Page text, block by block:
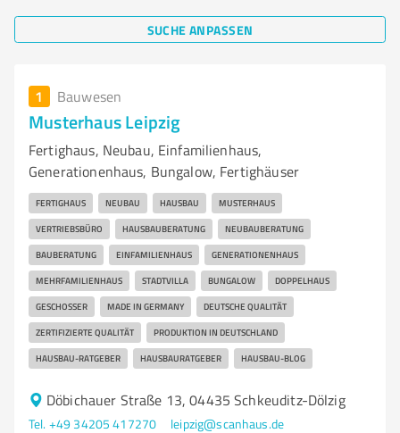
SUCHE ANPASSEN
1 Bauwesen
Musterhaus Leipzig
Fertighaus, Neubau, Einfamilienhaus,
Generationenhaus, Bungalow, Fertighäuser
FERTIGHAUS NEUBAU HAUSBAU MUSTERHAUS
VERTRIEBSBÜRO HAUSBAUBERATUNG NEUBAUBERATUNG
BAUBERATUNG EINFAMILIENHAUS GENERATIONENHAUS
MEHRFAMILIENHAUS STADTVILLA BUNGALOW DOPPELHAUS
GESCHOSSER MADE IN GERMANY DEUTSCHE QUALITÄT
ZERTIFIZIERTE QUALITÄT PRODUKTION IN DEUTSCHLAND
HAUSBAU-RATGEBER HAUSBAURATGEBER HAUSBAU-BLOG
Döbichauer Straße 13, 04435 Schkeuditz-Dölzig
Tel. +49 34205 417270
leipzig@scanhaus.de